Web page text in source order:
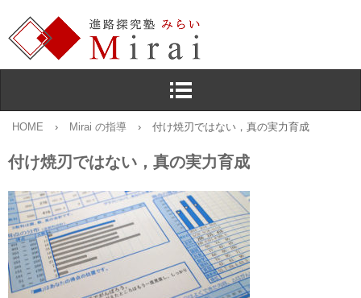
HOME › Mirai の指導 › 付け焼刃ではない，真の実力育成
付け焼刃ではない，真の実力育成